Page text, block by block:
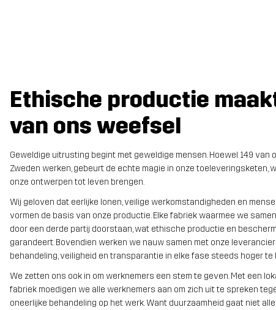
Ethische productie
van ons weefsel
Geweldige uitrusting begint met geweldige mensen. Hoewel 149 van
Zweden werken, gebeurt de echte magie in onze toeleveringsketen,
onze ontwerpen tot leven brengen.
Wij geloven dat eerlijke lonen, veilige werkomstandigheden en
vormen de basis van onze productie. Elke fabriek waarmee we
door een derde partij doorstaan, wat ethische productie en
garandeert. Bovendien werken we nauw samen met onze
behandeling, veiligheid en transparantie in elke fase steeds hoger te
We zetten ons ook in om werknemers een stem te geven. Met een
fabriek moedigen we alle werknemers aan om zich uit te spreken
oneerlijke behandeling op het werk. Want duurzaamheid gaat niet